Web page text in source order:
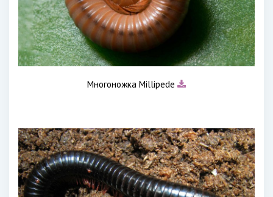
Многоножка Millipede